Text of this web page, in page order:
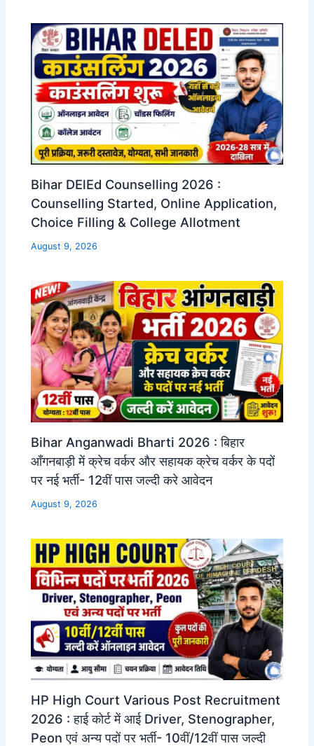
Bihar DElEd Counselling 2026 :
Counselling Started, Online Application,
Choice Filling & College Allotment
August 9, 2026
Bihar Anganwadi Bharti 2026 : बिहार
आँगनबाड़ी में क्रेच वर्कर और सहायक क्रेच वर्कर के पदों
पर नई भर्ती- 12वीं पास जल्दी करे आवेदन
August 9, 2026
HP High Court Various Post Recruitment
2026 : हाई कोर्ट में आई Driver, Stenographer,
Peon एवं अन्य पदों पर भर्ती- 10वीं/12वीं पास जल्दी